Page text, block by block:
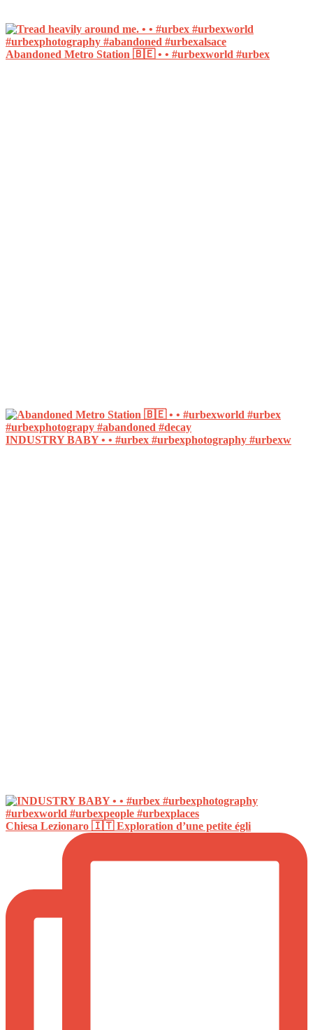
Abandoned Metro Station 🇧🇪 • • #urbexworld #urbex
INDUSTRY BABY • • #urbex #urbexphotography #urbexw
Chiesa Lezionaro 🇮🇹 Exploration d’une petite égli